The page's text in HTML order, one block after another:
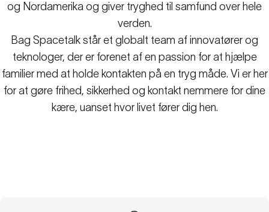
og Nordamerika og giver tryghed til samfund over hele
verden.
Bag Spacetalk står et globalt team af innovatører og
teknologer, der er forenet af en passion for at hjælpe
familier med at holde kontakten på en tryg måde. Vi er her
for at gøre frihed, sikkerhed og kontakt nemmere for dine
kære, uanset hvor livet fører dig hen.